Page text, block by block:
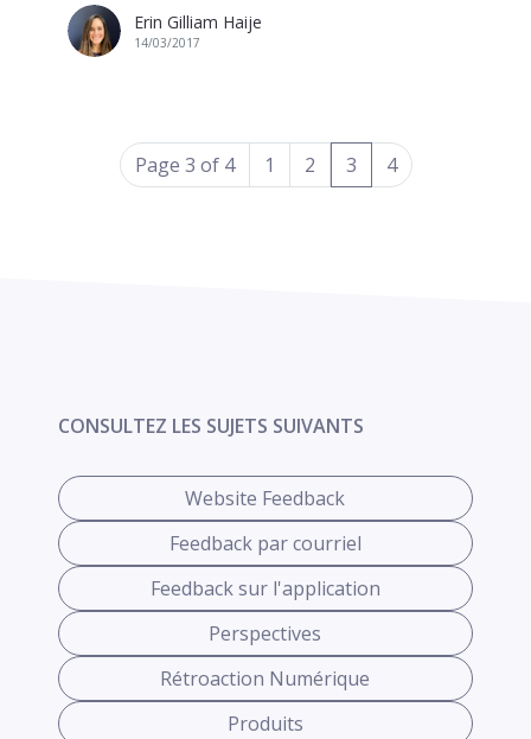
Erin Gilliam Haije
14/03/2017
Page 3 of 4 1 2 3(current)
4
CONSULTEZ LES SUJETS SUIVANTS
Website Feedback
Feedback par courriel
Feedback sur l'application
Perspectives
Rétroaction Numérique
Produits